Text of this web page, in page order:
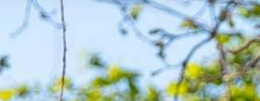
présentation
l'équipe